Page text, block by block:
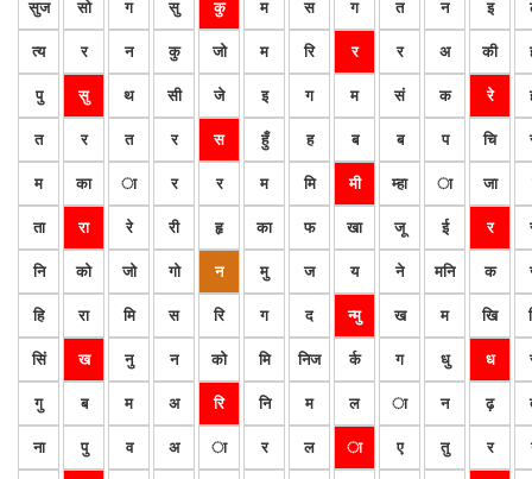
सुज सो ग सु कु म स ग त न इ
त्य र न कु जो म रि र र अ की
पु सु थ सी जे इ ग म सं क रे
त र त र स हुँ ह ब ब प चि
म का ा र र म मि मी म्हा ा जा
ता रा रे री हृ का फ खा जू ई र
नि को जो गो न मु ज य ने मनि क
हि रा मि स रि ग द न्मु ख म खि
सिं ख नु न को मि निज र्क ग धु ध
गु ब म अ रि नि म ल ा न ढ़
ना पु व अ ा र ल ा ए तु र